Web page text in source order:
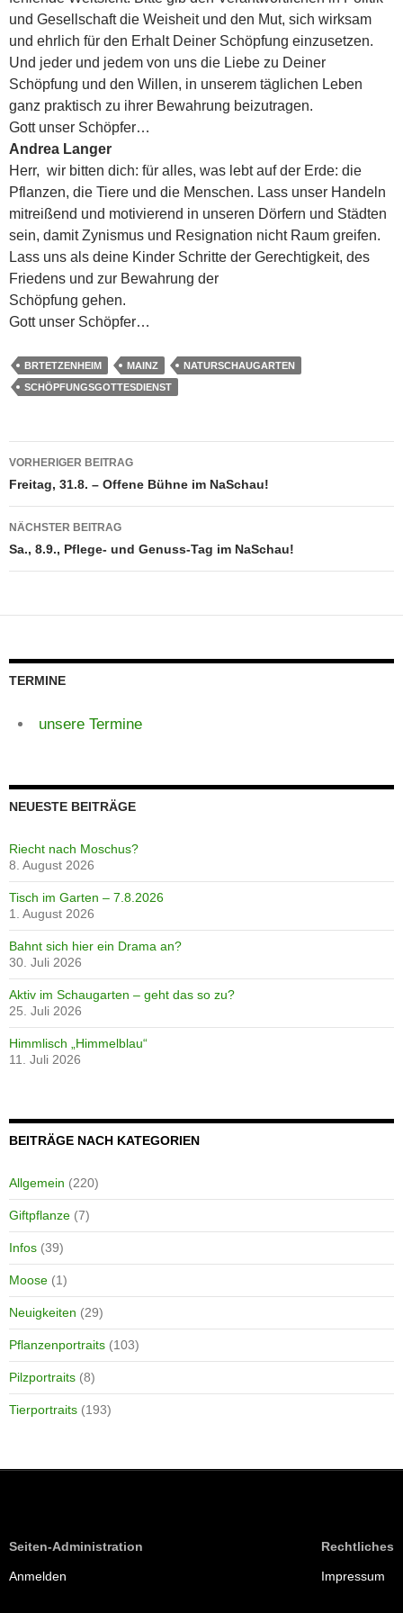
und Gesellschaft die Weisheit und den Mut, sich wirksam
und ehrlich für den Erhalt Deiner Schöpfung einzusetzen.
Und jeder und jedem von uns die Liebe zu Deiner
Schöpfung und den Willen, in unserem täglichen Leben
ganz praktisch zu ihrer Bewahrung beizutragen.
Gott unser Schöpfer…
Andrea Langer
Herr, wir bitten dich: für alles, was lebt auf der Erde: die
Pflanzen, die Tiere und die Menschen. Lass unser Handeln
mitreißend und motivierend in unseren Dörfern und Städten
sein, damit Zynismus und Resignation nicht Raum greifen.
Lass uns als deine Kinder Schritte der Gerechtigkeit, des
Friedens und zur Bewahrung der
Schöpfung gehen.
Gott unser Schöpfer…
BRTETZENHEIM MAINZ
NATURSCHAUGARTEN
SCHÖPFUNGSGOTTESDIENST
Beitragsnavigation
VORHERIGER BEITRAG
Freitag, 31.8. – Offene Bühne im NaSchau!
NÄCHSTER BEITRAG
Sa., 8.9., Pflege- und Genuss-Tag im NaSchau!
TERMINE
unsere Termine
NEUESTE BEITRÄGE
Riecht nach Moschus?
8. August 2026
Tisch im Garten – 7.8.2026
1. August 2026
Bahnt sich hier ein Drama an?
30. Juli 2026
Aktiv im Schaugarten – geht das so zu?
25. Juli 2026
Himmlisch „Himmelblau“
11. Juli 2026
BEITRÄGE NACH KATEGORIEN
Allgemein (220)
Giftpflanze (7)
Infos (39)
Moose (1)
Neuigkeiten (29)
Pflanzenportraits (103)
Pilzportraits (8)
Tierportraits (193)
Seiten-Administration
Anmelden
Rechtliches
Impressum